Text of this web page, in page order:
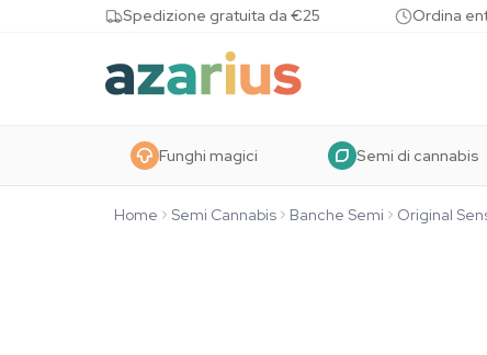
Skip to contentSpedizione gratuita da €25 Ordina
Funghi magici Semi di cannabis
Home Semi Cannabis Banche Semi Original